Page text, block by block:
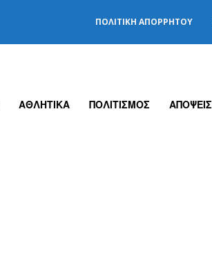
ΠΟΛΙΤΙΚΉ ΑΠΟΡΡΉΤΟΥ
ΑΘΛΗΤΙΚΑ ΠΟΛΙΤΙΣΜΟΣ ΑΠΟΨΕΙΣ